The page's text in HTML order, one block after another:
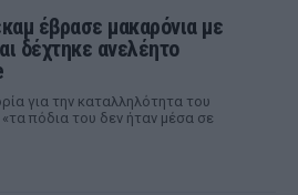
έβρασε μακαρόνια με
δέχτηκε ανελέητο
για την καταλληλότητα του
πόδια του δεν ήταν μέσα σε